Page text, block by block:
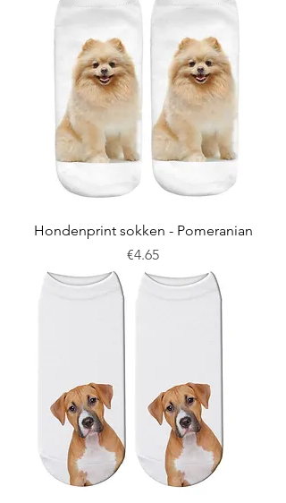
Hondenprint sokken - Pomeranian
Price
€4.65